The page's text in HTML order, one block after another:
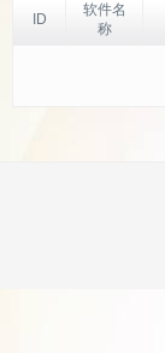
ID
软件名
称